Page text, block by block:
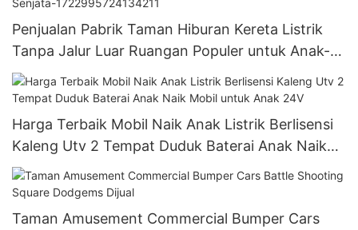
Penjualan Pabrik Taman Hiburan Kereta Listrik
Tanpa Jalur Luar Ruangan Populer untuk Anak-
anak dengan Permainan Senjata-
1722995724134211
Harga Terbaik Mobil Naik Anak Listrik Berlisensi
Kaleng Utv 2 Tempat Duduk Baterai Anak Naik
Mobil untuk Anak 24V
Taman Amusement Commercial Bumper Cars